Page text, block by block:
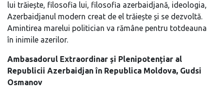
lui trăiește, filosofia lui, filosofia azerbaidjană, ideologia,
Azerbaidjanul modern creat de el trăiește și se dezvoltă.
Amintirea marelui politician va rămâne pentru totdeauna
în inimile azerilor.
Ambasadorul Extraordinar și Plenipotențiar al
Republicii Azerbaidjan în Republica Moldova, Gudsi
Osmanov